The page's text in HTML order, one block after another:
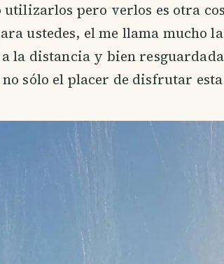
utilizarlos pero verlos es otra
ustedes, el me llama mucho
la distancia y bien
sólo el placer de disfrutar